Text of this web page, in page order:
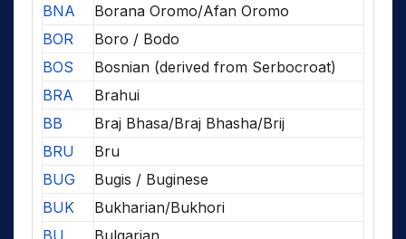
BNA
Borana Oromo/Afan Oromo
BOR
Boro / Bodo
BOS
Bosnian (derived from Serbocroat)
BRA
Brahui
BB
Braj Bhasa/Braj Bhasha/Brij
BRU
Bru
BUG
Bugis / Buginese
BUK
Bukharian/Bukhori
BU
Bulgarian